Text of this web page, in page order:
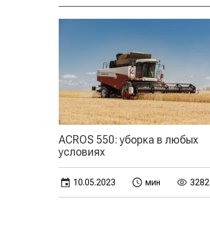
ACROS 550: уборка в любых
условиях
10.05.2023 мин 3282